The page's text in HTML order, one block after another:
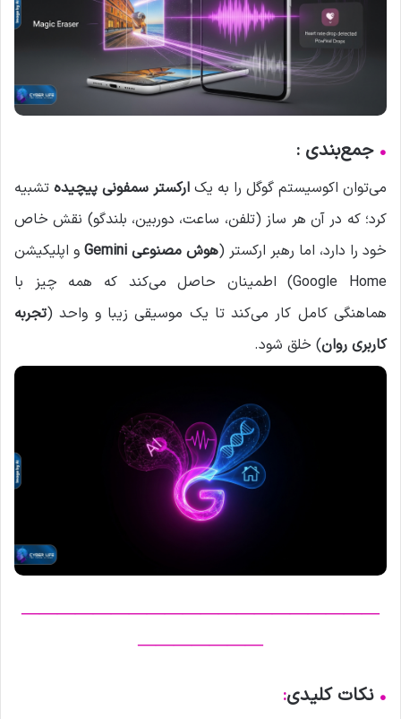
•جمع‌بندی :
می‌توان اکوسیستم گوگل را به یک ارکستر سمفونی پیچیده تشبیه
کرد؛ که در آن هر ساز (تلفن، ساعت، دوربین، بلندگو) نقش خاص
خود را دارد، اما رهبر ارکستر (هوش مصنوعی Gemini
و اپلیکیشن
Google Home) اطمینان حاصل می‌کند که همه چیز با
هماهنگی کامل کار می‌کند تا یک موسیقی زیبا و واحد (تجربه
کاربری روان) خلق شود.
————————————————————
———————
• نکات کلیدی: